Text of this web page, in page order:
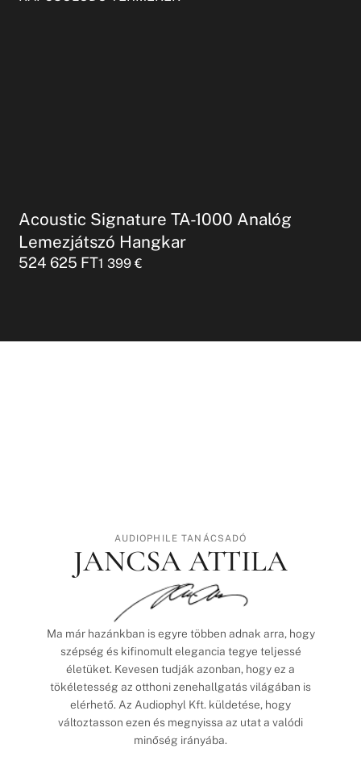
Acoustic Signature TA-1000 Analóg
Lemezjátszó Hangkar
524 625 FT1 399€
AUDIOPHILE TANÁCSADÓ
JANCSA ATTILA
Ma már hazánkban is egyre többen adnak arra, hogy
szépség és kifinomult elegancia tegye teljessé
életüket. Kevesen tudják azonban, hogy ez a
tökéletesség az otthoni zenehallgatás világában is
elérhető. Az Audiophyl Kft. küldetése, hogy
változtasson ezen és megnyissa az utat a valódi
minőség irányába.